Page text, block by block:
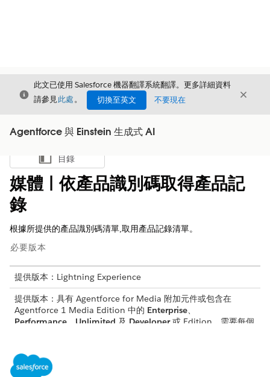
結束
此文已使用 Salesforce 機器翻譯系統翻譯。更多詳細資料
請參見此處。 切換至英文 不要現在 結束
Agentforce 與 Einstein 生成式 AI
顯示目錄
目錄
媒體 | 依產品識別碼取得產品記
錄
根據所提供的產品識別碼清單,取用產品記錄清單。
必要版本
提供版本：Lightning Experience
提供版本：具有 Agentforce for Media 附加元件或包含在
Agentforce 1 Media Edition 中的 Enterprise、
Performance
Unlimited 及 Developer或 Edition。需要每個